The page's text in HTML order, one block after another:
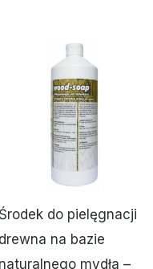
Środek do pielęgnacji
drewna na bazie
naturalnego mydła –